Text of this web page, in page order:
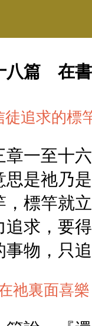
八篇 在書
追求的標
章一至十
思是祂乃
，標竿就
追求，要
物，只追
祂裏面喜樂